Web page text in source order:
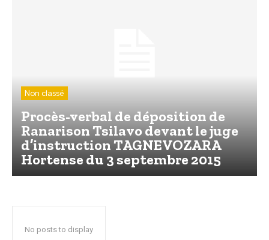
Non classé
Procès-verbal de déposition de
Ranarison Tsilavo devant le juge
d’instruction TAGNEVOZARA
Hortense du 3 septembre 2015
No posts to display